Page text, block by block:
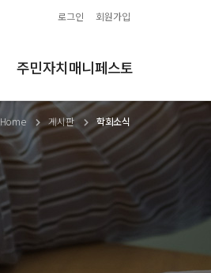
로그인 회원가입
주민자치매니페스토
Home 게시판 학회소식